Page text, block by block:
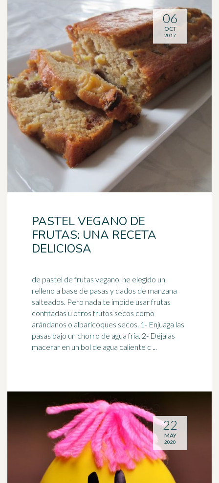
PASTEL VEGANO DE
FRUTAS: UNA RECETA
DELICIOSA
de pastel de frutas vegano, he elegido un
relleno a base de pasas y dados de manzana
salteados. Pero nada te impide usar frutas
confitadas u otros frutos secos como
arándanos o albaricoques secos. 1- Enjuaga las
pasas bajo un chorro de agua fría. 2- Déjalas
macerar en un bol de agua caliente c ...
06
OCT
2017
22
MAY
2020